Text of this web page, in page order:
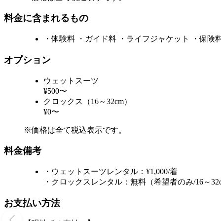
料金に含まれるもの
・体験料 ・ガイド料 ・ライフジャケット ・保険
オプション
ウェットスーツ
¥500〜
クロックス（16～32cm）
¥0〜
※価格は全て税込表示です。
料金備考
・ウェットスーツレンタル：¥1,000/着
・クロックスレンタル：無料（希望者のみ/16～
お支払い方法